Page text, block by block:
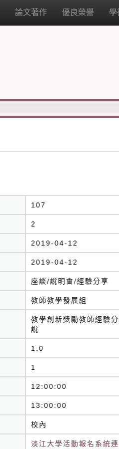
論文著作 優良榮譽 學
107
2
2019-04-12
2019-04-12
座談/說明會/經驗分享
教師教學發展組
教學創新獎勵教師經驗
說
1.0
1
12:00:00
13:00:00
校內
淡江大學活動報名系統